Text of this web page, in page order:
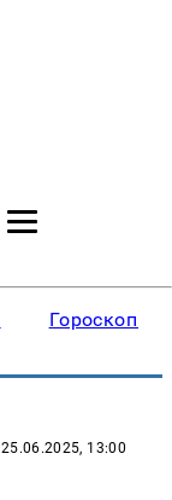
Гороскопы
25.06.2025, 13:00